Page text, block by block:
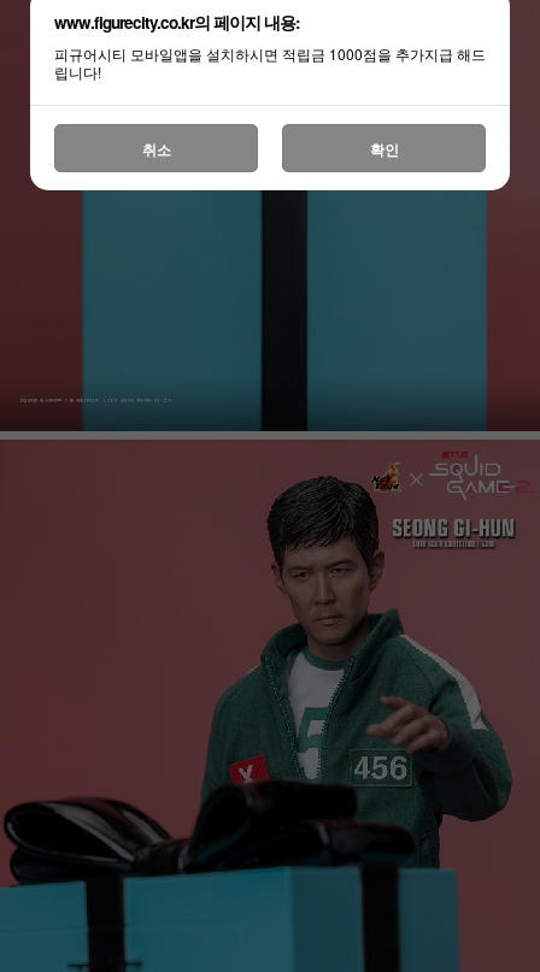
www.figurecity.co.kr의 페이지 내용:
피규어시티 모바일앱을 설치하시면 적립금 1000점을 추가지급 해드
립니다!
취소 확인